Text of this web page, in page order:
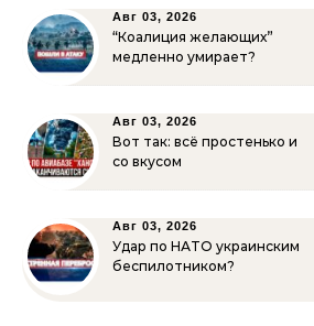
Авг 03, 2026
“Коалиция желающих”
медленно умирает?
Авг 03, 2026
Вот так: всё простенько и
со вкусом
Авг 03, 2026
Удар по НАТО украинским
беспилотником?